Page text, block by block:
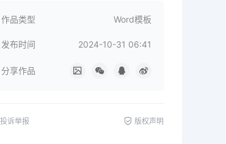
作品类型 Word模板
发布时间 2024-10-31 06:41
分享作品
投诉举报 版权声明